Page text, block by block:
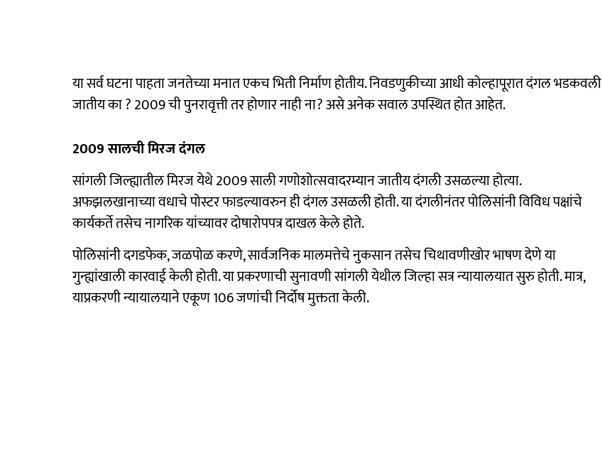
या सर्व घटना पाहता जनतेच्या मनात एकच भिती निर्माण होतीय. निवडणुकीच्या आधी कोल्हापूरात दंगल भडकवली
जातीय का ? 2009 ची पुनरावृत्ती तर होणार नाही ना? असे अनेक सवाल उपस्थित होत आहेत.
2009 सालची मिरज दंगल
सांगली जिल्ह्यातील मिरज येथे 2009 साली गणोशोत्सवादरम्यान जातीय दंगली उसळल्या होत्या.
अफझलखानाच्या वधाचे पोस्टर फाडल्यावरुन ही दंगल उसळली होती. या दंगलीनंतर पोलिसांनी विविध पक्षांचे
कार्यकर्ते तसेच नागरिक यांच्यावर दोषारोपपत्र दाखल केले होते.
पोलिसांनी दगडफेक, जळपोळ करणे, सार्वजनिक मालमत्तेचे नुकसान तसेच चिथावणीखोर भाषण देणे या
गुन्ह्यांखाली कारवाई केली होती. या प्रकरणाची सुनावणी सांगली येथील जिल्हा सत्र न्यायालयात सुरु होती. मात्र,
याप्रकरणी न्यायालयाने एकूण 106 जणांची निर्दोष मुक्तता केली.